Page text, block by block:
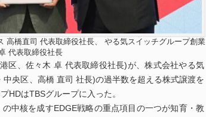
高橋直司 代表取締役社長、 やる気スイッチグループ創業
代表取締役社長
区、佐々木 卓 代表取締役社長)が、株式会社やる気
央区、高橋 直司 社長)の過半数を超える株式譲渡を
HDはTBSグループに入った。
中核を成すEDGE戦略の重点項目の一つが知育・教